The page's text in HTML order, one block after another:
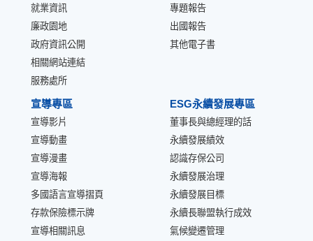
就業資訊
廉政園地
政府資訊公開
相關網站連結
服務處所
專題報告
出國報告
其他電子書
宣導專區
宣導影片
宣導動畫
宣導漫畫
宣導海報
多國語言宣導摺頁
存款保險標示牌
宣導相關訊息
ESG永續發展專區
董事長與總經理的話
永續發展績效
認識存保公司
永續發展治理
永續發展目標
永續長聯盟執行成效
氣候變遷管理